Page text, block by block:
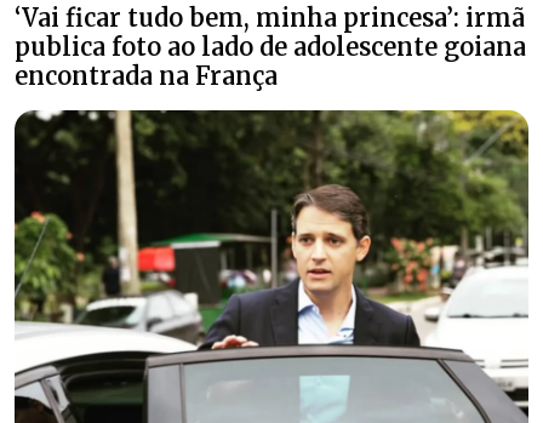
‘Vai ficar tudo bem, minha princesa’: irmã
publica foto ao lado de adolescente goiana
encontrada na França